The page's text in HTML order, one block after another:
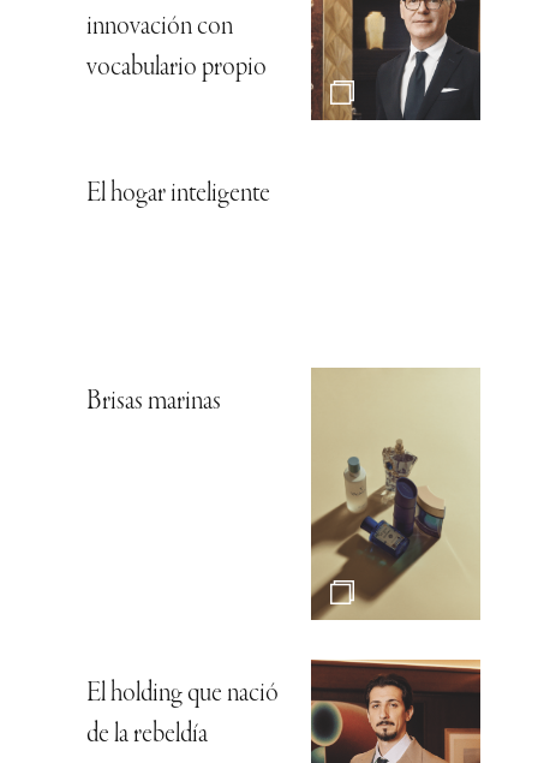
innovación con
vocabulario propio
El hogar inteligente
Brisas marinas
El holding que nació
de la rebeldía